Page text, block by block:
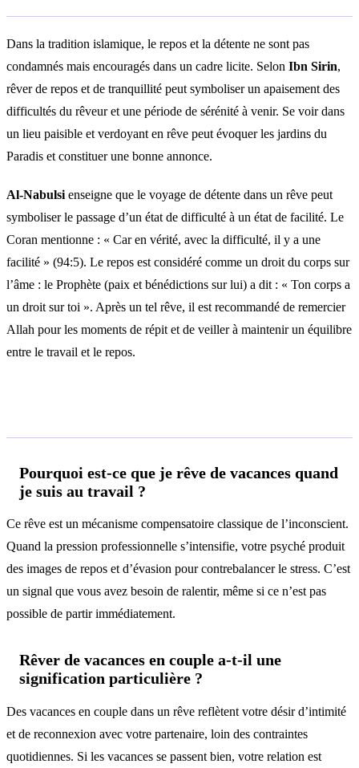
Dans la tradition islamique, le repos et la détente ne sont pas
condamnés mais encouragés dans un cadre licite. Selon Ibn Sirin,
rêver de repos et de tranquillité peut symboliser un apaisement des
difficultés du rêveur et une période de sérénité à venir. Se voir dans
un lieu paisible et verdoyant en rêve peut évoquer les jardins du
Paradis et constituer une bonne annonce.
Al-Nabulsi enseigne que le voyage de détente dans un rêve peut
symboliser le passage d’un état de difficulté à un état de facilité. Le
Coran mentionne : « Car en vérité, avec la difficulté, il y a une
facilité » (94:5). Le repos est considéré comme un droit du corps sur
l’âme : le Prophète (paix et bénédictions sur lui) a dit : « Ton corps a
un droit sur toi ». Après un tel rêve, il est recommandé de remercier
Allah pour les moments de répit et de veiller à maintenir un équilibre
entre le travail et le repos.
Pourquoi est-ce que je rêve de vacances quand
je suis au travail ?
Ce rêve est un mécanisme compensatoire classique de l’inconscient.
Quand la pression professionnelle s’intensifie, votre psyché produit
des images de repos et d’évasion pour contrebalancer le stress. C’est
un signal que vous avez besoin de ralentir, même si ce n’est pas
possible de partir immédiatement.
Rêver de vacances en couple a-t-il une
signification particulière ?
Des vacances en couple dans un rêve reflètent votre désir d’intimité
et de reconnexion avec votre partenaire, loin des contraintes
quotidiennes. Si les vacances se passent bien, votre relation est